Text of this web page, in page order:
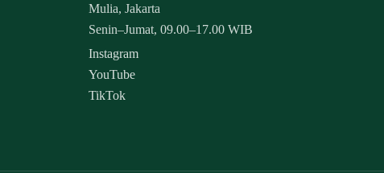
Mulia, Jakarta
Senin–Jumat, 09.00–17.00 WIB
Instagram
YouTube
TikTok